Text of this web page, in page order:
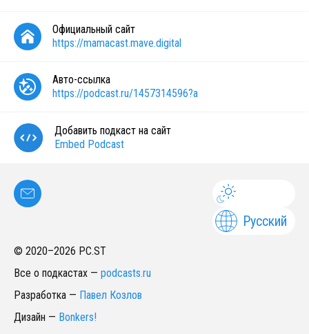
Официальный сайт
https://mamacast.mave.digital
Авто-ссылка
https://podcast.ru/1457314596?a
Добавить подкаст на сайт
Embed Podcast
Русский
© 2020–2026 PC.ST
Все о подкастах — podcasts.ru
Разработка — Павел Козлов
Дизайн — Bonkers!